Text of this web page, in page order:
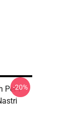
Per I-20%